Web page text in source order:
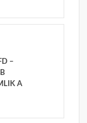
–
A